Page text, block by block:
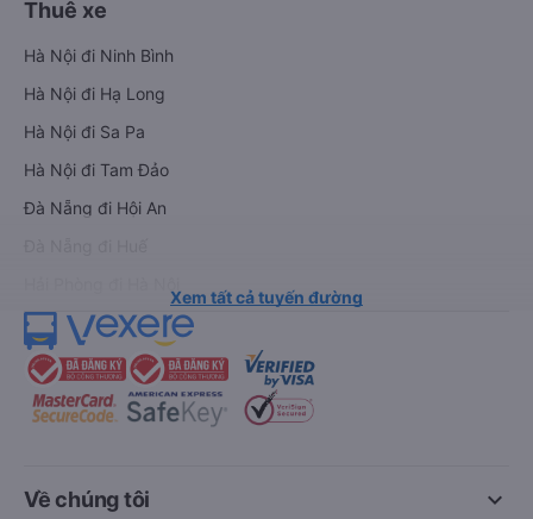
Thuê xe
Hà Nội đi Ninh Bình
Hà Nội đi Hạ Long
Hà Nội đi Sa Pa
Hà Nội đi Tam Đảo
Đà Nẵng đi Hội An
Xem tất cả tuyến đường
keyboard_arrow_down
Về chúng tôi